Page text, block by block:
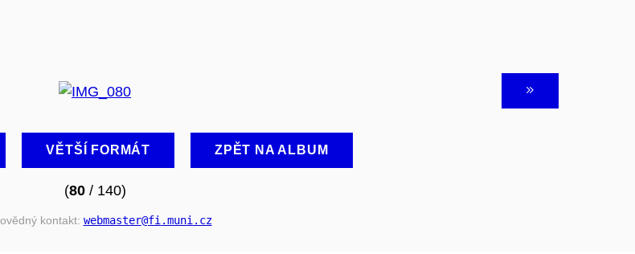
VĚTŠÍ FORMÁT ZPĚT NA ALBUM
(80/ 140)
kontakt: webmaster@fi .muni .cz